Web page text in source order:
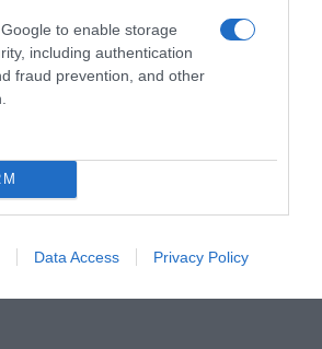
to enable storage
including authentication
fraud prevention, and other
Data Access Privacy Policy
ΣΧΟΛΙΑ